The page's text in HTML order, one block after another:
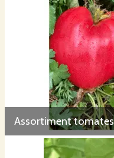
Assortiment tomates